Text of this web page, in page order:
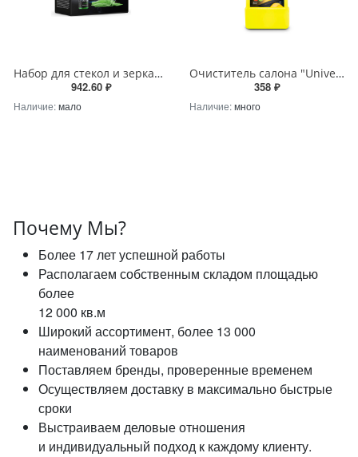
Набор для стекол и зеркал Grass, 800626
942.60 ₽
Наличие:мало
Очиститель салона "Universal cleaner" Grass 1 л 112100
358 ₽
Наличие:много
Почему Мы?
Более 17 лет успешной работы
Располагаем собственным складом площадью
более
12 000 кв.м
Широкий ассортимент, более 13 000
наименований товаров
Поставляем бренды, проверенные временем
Осуществляем доставку в максимально быстрые
сроки
Выстраиваем деловые отношения
и индивидуальный подход к каждому клиенту.